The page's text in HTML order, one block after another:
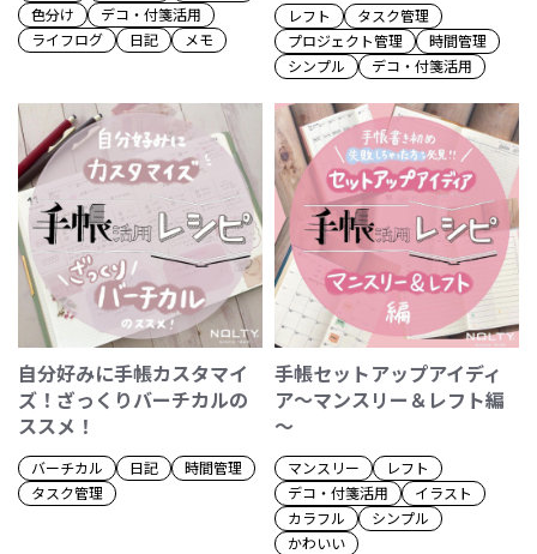
色分け
デコ・付箋活用
ライフログ
日記 メモ
レフト
タスク管理
プロジェクト管理
時間管理
シンプル
デコ・付箋活用
自分好みに手帳カスタマイ
ズ！ざっくりバーチカルの
ススメ！
バーチカル 日記
時間管理
タスク管理
手帳セットアップアイディ
ア～マンスリー＆レフト編
～
マンスリー
レフト
デコ・付箋活用
イラスト
カラフル
シンプル
かわいい